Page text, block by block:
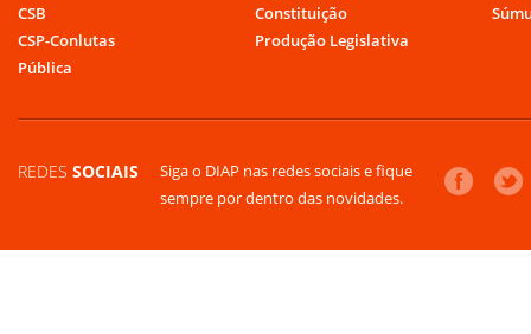
CSB
CSP-Conlutas
Pública
Constituição
Produção Legislativa
REDES SOCIAIS
Siga o DIAP nas redes sociais e fique
sempre por dentro das novidades.